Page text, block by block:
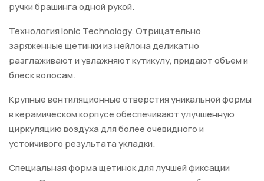
ручки брашинга одной рукой.
Технология Ionic Technology. Отрицательно
заряженные щетинки из нейлона деликатно
разглаживают и увлажняют кутикулу, придают объем и
блеск волосам.
Крупные вентиляционные отверстия уникальной формы
в керамическом корпусе обеспечивают улучшенную
циркуляцию воздуха для более очевидного и
устойчивого результата укладки.
Специальная форма щетинок для лучшей фиксации